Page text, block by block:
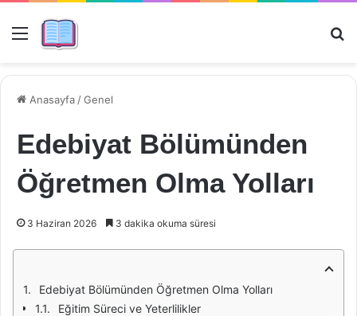
Menü
Anasayfa /Genel
Edebiyat Bölümünden
Öğretmen Olma Yolları
3 Haziran 2026 3 dakika okuma süresi
Edebiyat Bölümünden Öğretmen Olma Yolları
Eğitim Süreci ve Yeterlilikler